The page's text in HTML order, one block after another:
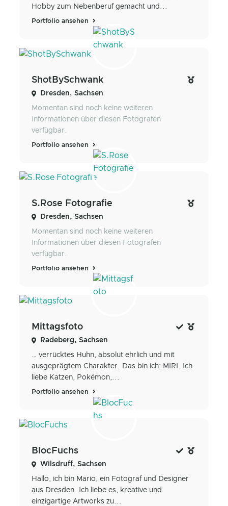
Hobby zum Nebenberuf gemacht und...
Portfolio ansehen
ShotBySchwank
Dresden, Sachsen
Momentan sind noch keine weiteren
Informationen über diesen Fotografen
verfügbar.
Portfolio ansehen
S.Rose Fotografie
Dresden, Sachsen
Momentan sind noch keine weiteren
Informationen über diesen Fotografen
verfügbar.
Portfolio ansehen
Mittagsfoto
Radeberg, Sachsen
… verrücktes Huhn, absolut ehrlich und mit
ausgeprägtem Charakter. Das bin ich: MIRI. Ich
liebe Katzen, Pokémon,...
Portfolio ansehen
BlocFuchs
Wilsdruff, Sachsen
Hallo, ich bin Mario, ein Fotograf und Designer
aus Dresden. Ich liebe es, kreative und
einzigartige Artworks zu...